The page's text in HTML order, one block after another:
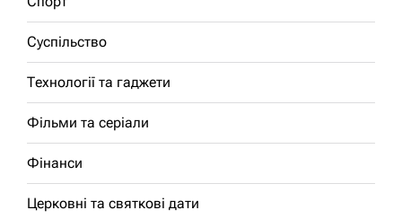
Суспільство
Технології та гаджети
Фільми та серіали
Фінанси
Церковні та святкові дати